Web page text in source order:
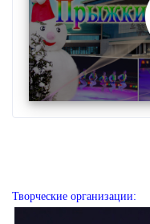
Творческие организации: